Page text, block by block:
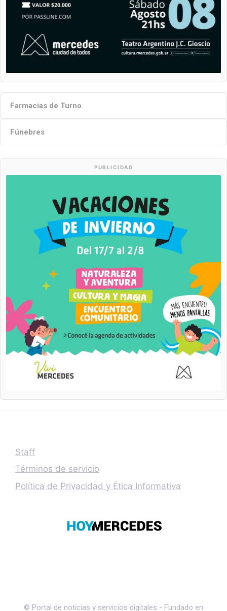
Farmacias de Turno
Fúnebres
PUBLICIDAD
Staff
Términos de servicio
Política de Privacidad y Ética Informativa
© Portal de noticias y servicios digitales - Fundado en